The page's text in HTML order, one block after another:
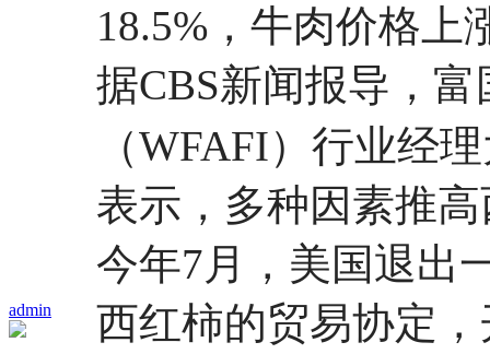
admin
18.5%，牛肉价格上
据CBS新闻报导，
（WFAFI）行业经
表示，多种因素推
今年7月，美国退出
西红柿的贸易协定